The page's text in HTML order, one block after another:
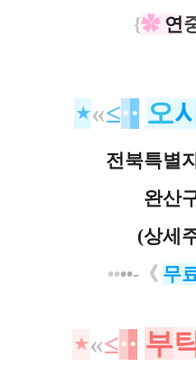
{✿ 연
⋆«≤·· 오시
전북특별
완산
(상세
••••- 《 무
⋆«≤·· 부